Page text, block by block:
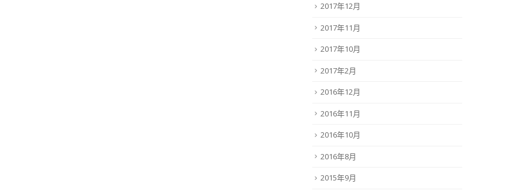
2017年12月
2017年11月
2017年10月
2017年2月
2016年12月
2016年11月
2016年10月
2016年8月
2015年9月